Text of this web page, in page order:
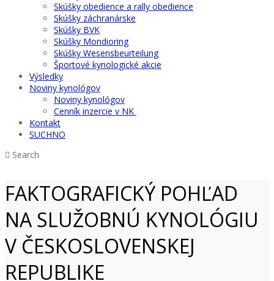
Skúšky obedience a rally obedience
Skúšky záchranárske
Skúšky BVK
Skúšky Mondioring
Skúšky Wesensbeurteilung
Športové kynologické akcie
Výsledky
Noviny kynológov
Noviny kynológov
Cenník inzercie v NK
Kontakt
SUCHNO
Search
FAKTOGRAFICKÝ POHĽAD
NA SLUŽOBNÚ KYNOLÓGIU
V ČESKOSLOVENSKEJ
REPUBLIKE